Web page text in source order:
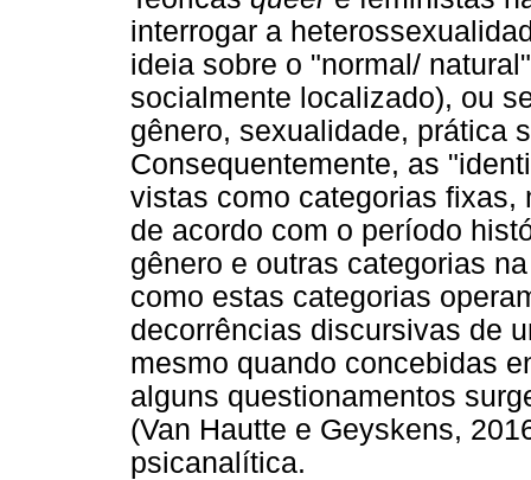
interrogar a
ideia sobre o "normal/
socialmente localizado), ou
gênero, sexualidade, prática
Consequentemente, as
vistas como categorias fixas,
de acordo com o período
gênero e outras categorias
como estas categorias
decorrências discursivas de
mesmo quando concebidas
alguns questionamentos
(Van Hautte e Geyskens,
psicanalítica.